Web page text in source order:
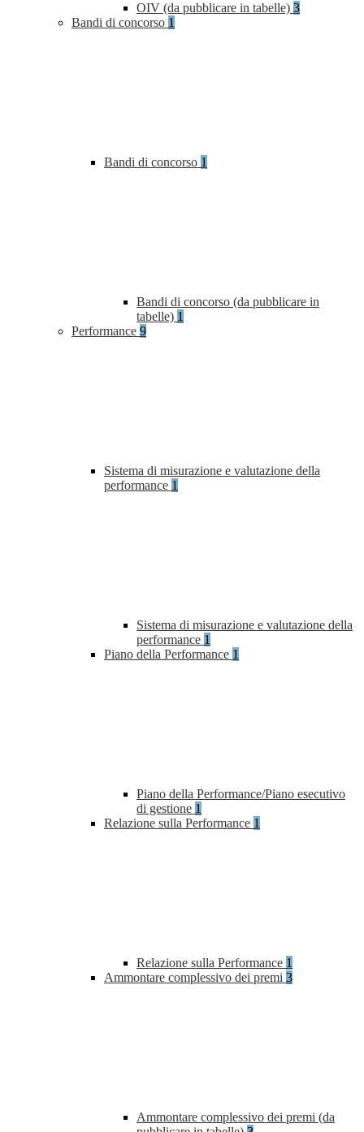
OIV (da pubblicare in tabelle) 3
Bandi di concorso 1
Bandi di concorso 1
Bandi di concorso (da pubblicare in
tabelle) 1
Performance 9
Sistema di misurazione e valutazione della
performance 1
Sistema di misurazione e valutazione della
performance 1
Piano della Performance 1
Piano della Performance/Piano esecutivo
di gestione 1
Relazione sulla Performance 1
Relazione sulla Performance 1
Ammontare complessivo dei premi 3
Ammontare complessivo dei premi (da